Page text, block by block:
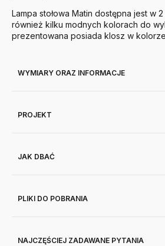
Lampa stołowa Matin dostępna jest w
również kilku modnych kolorach do
prezentowana posiada klosz w
WYMIARY ORAZ INFORMACJE
PROJEKT
JAK DBAĆ
PLIKI DO POBRANIA
NAJCZĘŚCIEJ ZADAWANE PYTANIA